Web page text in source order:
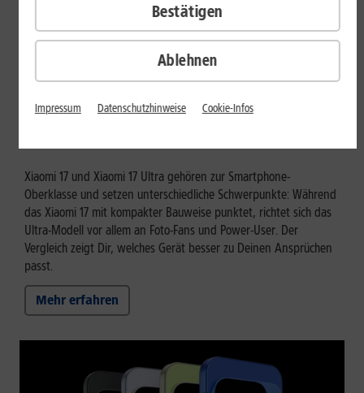
Tests & Vergleiche
Xiaomi 17 vs. Xiaomi 17 Ultra: Für
Xiaomi 17 und Xiaomi 17 Ultra gehören zur Smartphone-
Oberklasse und setzen unterschiedliche Schwerpunkte: Während
das Xiaomi 17 mit kompakter Bauweise punktet, richtet sich das
Ultra-Modell vor allem an Foto-Fans und Power-User. Der
Vergleich zeigt Dir, welches Gerät besser zu Deinen Ansprüchen
passt.
Mehr erfahren
Ablehnen
Bestätigen
Impressum Datenschutzhinweise Cookie-Infos